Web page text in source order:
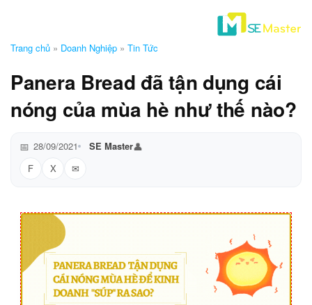
Trang chủ » Doanh Nghiệp » Tin Tức
Panera Bread đã tận dụng cái
nóng của mùa hè như thế nào?
28/09/2021
SE Master
F
X